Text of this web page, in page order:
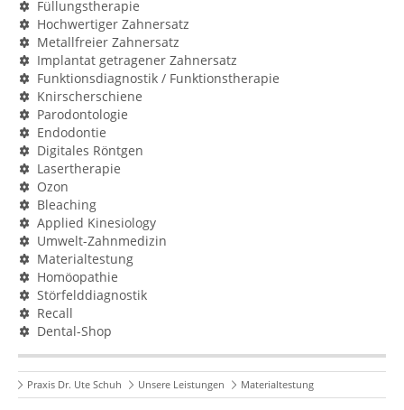
Füllungstherapie
Hochwertiger Zahnersatz
Metallfreier Zahnersatz
Implantat getragener Zahnersatz
Funktionsdiagnostik / Funktionstherapie
Knirscherschiene
Parodontologie
Endodontie
Digitales Röntgen
Lasertherapie
Ozon
Bleaching
Applied Kinesiology
Umwelt-Zahnmedizin
Materialtestung
Homöopathie
Störfelddiagnostik
Recall
Dental-Shop
Praxis Dr. Ute Schuh Unsere Leistungen Materialtestung